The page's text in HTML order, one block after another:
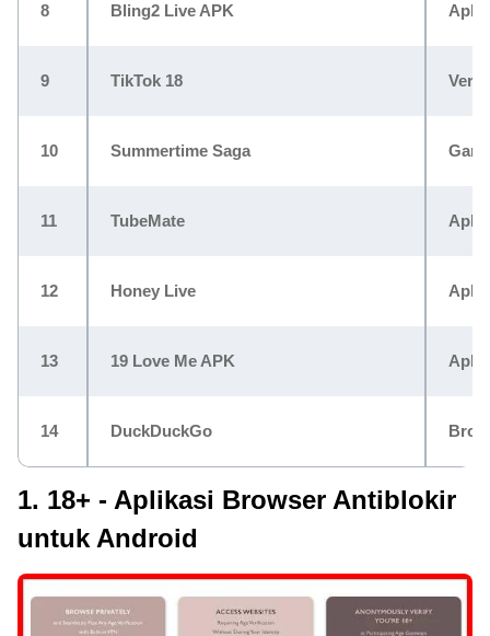
8 Bling2 Live APK
9 TikTok 18
10 Summertime Saga
11 TubeMate
12 Honey Live
13 19 Love Me APK
14 DuckDuckGo
1. 18+ - Aplikasi Browser Antiblokir
untuk Android